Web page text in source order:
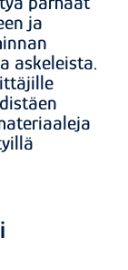
ja
askeleista.